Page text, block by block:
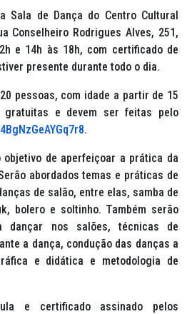
Sala de Dança do Centro Cultural
Conselheiro Rodrigues Alves, 251,
e 14h às 18h, com certificado de
presente durante todo o dia.
pessoas, com idade a partir de 15
gratuitas e devem ser feitas pelo
.
de aperfeiçoar a prática da
abordados temas e práticas de
de salão, entre elas, samba de
, bolero e soltinho. Também serão
dançar nos salões, técnicas de
a dança, condução das danças a
e didática e metodologia de
e certificado assinado pelos